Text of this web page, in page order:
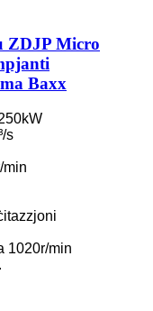
ZDJP Micro
Baxx
s
min
1020r/min